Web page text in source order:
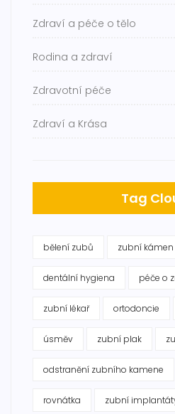
Zdraví a péče o tělo
Rodina a zdraví
Zdravotní péče
Zdraví a Krása
Tag
bělení zubů zubní kámen
dentální hygiena péče o
zubní lékař ortodoncie
úsměv zubní plak
odstranění zubního kamene
rovnátka zubní